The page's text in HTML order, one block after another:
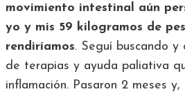
movimiento intestinal aún
yo y mis 59 kilogramos de
rendiríamos. Seguí buscando
de terapias y ayuda paliativa
inflamación. Pasaron 2 meses y,